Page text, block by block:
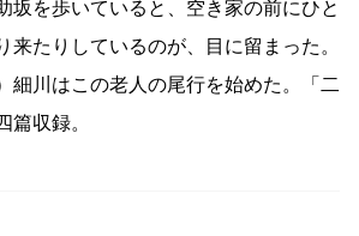
坂を歩いていると、空き家の前にひと
来たりしているのが、目に留まった。
細川はこの老人の尾行を始めた。「二
篇収録。